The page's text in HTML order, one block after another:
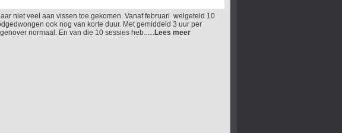
niet veel aan vissen toe gekomen. Vanaf februari welgeteld 10
ook nog van korte duur. Met gemiddeld 3 uur per
normaal. En van die 10 sessies heb......Lees meer